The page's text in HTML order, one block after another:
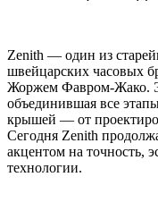
Zenith — один из
швейцарских часовых
Жоржем Фавром-Жако.
объединившая все
крышей — от
Сегодня Zenith
акцентом на точность,
технологии.